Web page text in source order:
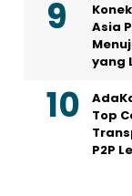
Asia
yang
Top
P2P